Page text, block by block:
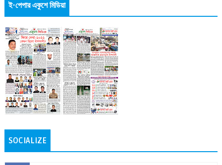
ই-পেপার একুশে মিডিয়া
SOCIALIZE